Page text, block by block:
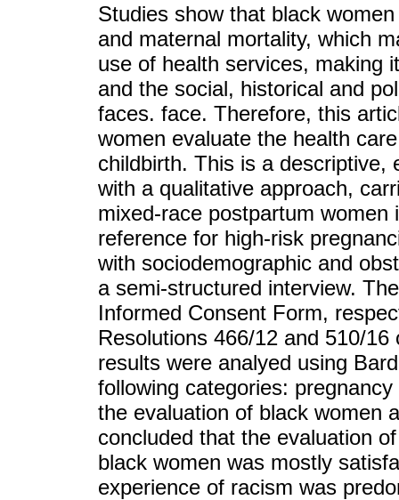
Studies show that black
and maternal mortality, which
use of health services, making
and the social, historical and
faces. face. Therefore, this
women evaluate the health
childbirth. This is a descriptive,
with a qualitative approach,
mixed-race postpartum
reference for high-risk
with sociodemographic and
a semi-structured interview.
Informed Consent Form,
Resolutions 466/12 and 510/
results were analyed using
following categories:
the evaluation of black women
concluded that the evaluation
black women was mostly
experience of racism was